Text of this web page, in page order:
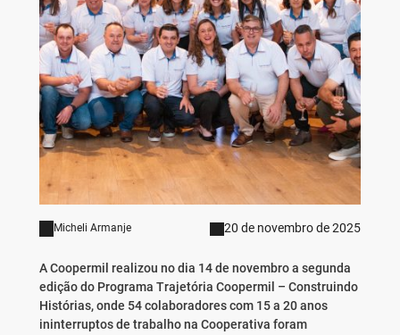
Micheli Armanje 20 de novembro de 2025
A Coopermil realizou no dia 14 de novembro a segunda
edição do Programa Trajetória Coopermil – Construindo
Histórias, onde 54 colaboradores com 15 a 20 anos
ininterruptos de trabalho na Cooperativa foram